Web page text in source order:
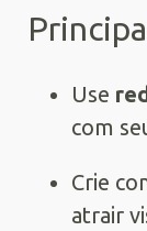
Use
com
Crie
atrair